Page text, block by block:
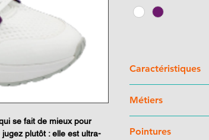
se fait de mieux pour
plutôt : elle est ultra-
Caractéristiques
Doublure :
maximum de
Semelle de
Métiers
Puéricultrice -
Pointures